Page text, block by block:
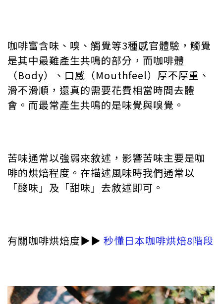
咖啡富含味、嗅、觸覺等3種感官體驗，觸覺
是其中最難產生共鳴的部分，而咖啡體
（Body）、口感（Mouthfeel）厚不厚重、
滑不滑順，還真的需要花費相當時間去體
會。而最常產生共鳴的是味覺與嗅覺。
苦味通常以強弱來敘述，影響苦味主要是咖
啡的烘焙程度。在描述風味時我們通常以
「酸味」及「甜味」去敘述即可。
有關咖啡烘焙度▶︎▶︎ 秒懂日本咖啡烘焙8階段